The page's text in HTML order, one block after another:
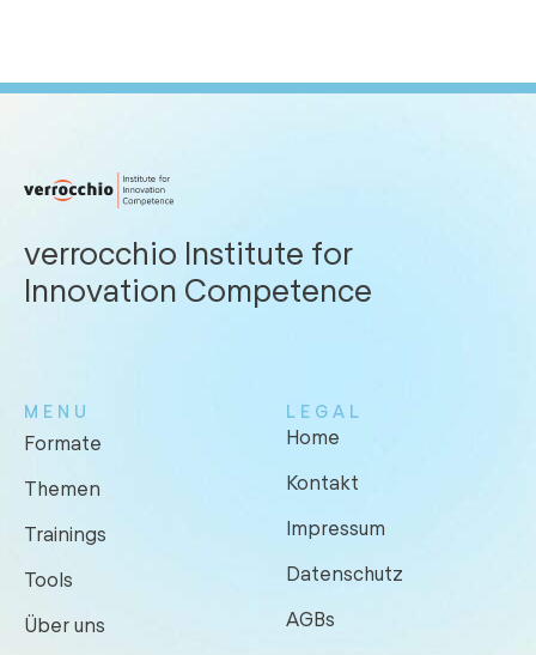
verrocchio Institute for
Innovation Competence
MENU
Formate
Themen
Trainings
Tools
Über uns
LEGAL
Home
Kontakt
Impressum
Datenschutz
AGBs